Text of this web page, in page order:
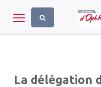
Toggle navigation
La délégation
Panneau de gestion des